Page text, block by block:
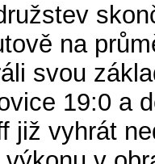
na
svou
19:0 a
již vyhrát